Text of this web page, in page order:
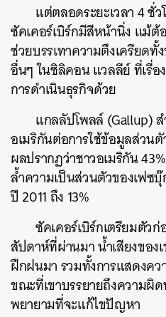
แต่ตลอดระยะเวลา 4 ชั่
ซัคเคอร์เบิร์กมีสีหน้านิ่ง แม้
ช่วยบรรเทาความตึงเครียดทั้
อื่นๆ ในซิลิคอน แวลลีย์ ที่เรื่
การดำเนินธุรกิจด้วย
แกลลัปโพลล์ (Gallup)
อเมริกันต่อการใช้ข้อมูลส่วน
ผลปรากฏว่าชาวอเมริกัน
ล้ำความเป็นส่วนตัวของเฟซ
ปี 2011 ถึง 13%
ซัคเคอร์เบิร์กเตรียมตัว
สัปดาห์ที่ผ่านมา น้ำเสียงของเ
ฝึกฝนมา รวมทั้งการแสดงค
ขณะที่เขาบรรยายถึงความผิ
พยายามที่จะแก้ไขปัญหา